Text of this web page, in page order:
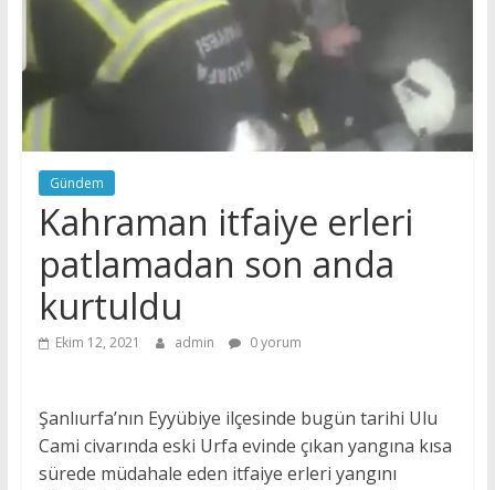
Gündem
Kahraman itfaiye erleri
patlamadan son anda
kurtuldu
Ekim 12, 2021 admin 0 yorum
Şanlıurfa’nın Eyyübiye ilçesinde bugün tarihi Ulu
Cami civarında eski Urfa evinde çıkan yangına kısa
sürede müdahale eden itfaiye erleri yangını